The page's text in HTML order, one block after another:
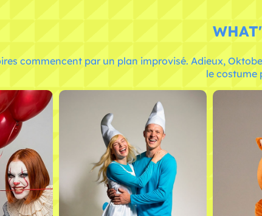
commencent par un plan improvisé. Adieux,
le costume